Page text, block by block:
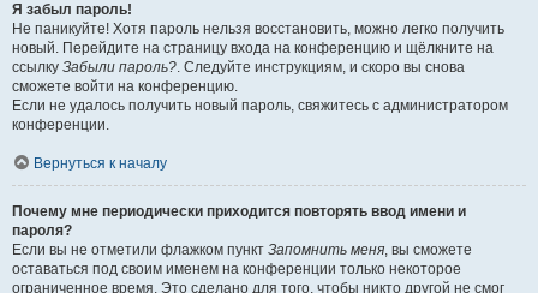
Я забыл пароль!
Не паникуйте! Хотя пароль нельзя восстановить, можно легко получить
новый. Перейдите на страницу входа на конференцию и щёлкните на
ссылку Забыли пароль?. Следуйте инструкциям, и скоро вы снова
сможете войти на конференцию.
Если не удалось получить новый пароль, свяжитесь с администратором
конференции.
Вернуться к началу
Почему мне периодически приходится повторять ввод имени и
пароля?
Если вы не отметили флажком пункт Запомнить меня, вы сможете
оставаться под своим именем на конференции только некоторое
ограниченное время. Это сделано для того, чтобы никто другой не смог